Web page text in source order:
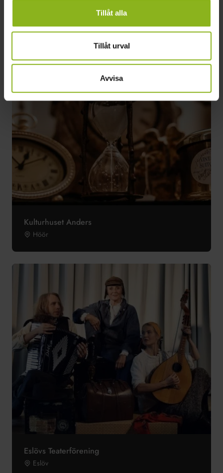
Tillåt alla
Tillåt urval
Avvisa
Teater Trassel
Kulturhuset Anders
Höör
Eslövs Teaterförening
Eslöv